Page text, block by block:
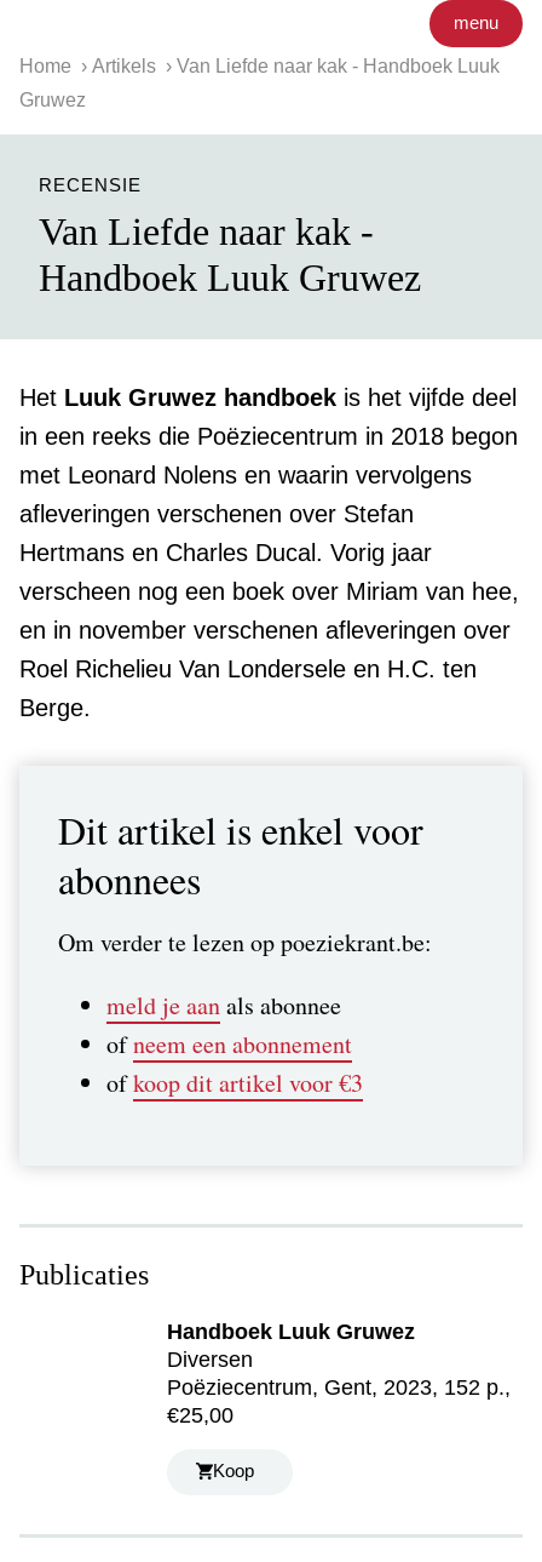
menu
Home Artikels
Van Liefde naar kak - Handboek Luuk
Gruwez
RECENSIE
Van Liefde naar kak -
Handboek Luuk Gruwez
Het Luuk Gruwez handboek is het vijfde deel
in een reeks die Poëziecentrum in 2018 begon
met Leonard Nolens en waarin vervolgens
afleveringen verschenen over Stefan
Hertmans en Charles Ducal. Vorig jaar
verscheen nog een boek over Miriam van hee,
en in november verschenen afleveringen over
Roel Richelieu Van Londersele en H.C. ten
Berge.
Dit artikel is enkel voor
abonnees
Om verder te lezen op poeziekrant.be:
meld je aanals abonnee
ofneem een abonnement
ofkoop dit artikel voor €3
Publicaties
Handboek Luuk Gruwez
Diversen
Poëziecentrum, Gent, 2023, 152 p.,
€25,00
Koop